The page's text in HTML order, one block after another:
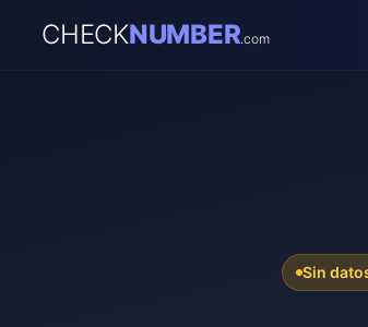
CHECKNUMBER.com
Sin